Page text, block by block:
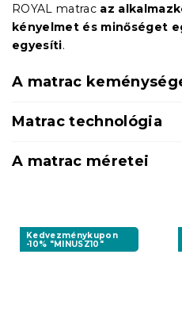
ROYAL matrac az
kényelmet és minőséget
egyesíti.
A matrac
Matrac technológia
A matrac méretei
Kedvezménykupon
-10% "MINUSZ10"